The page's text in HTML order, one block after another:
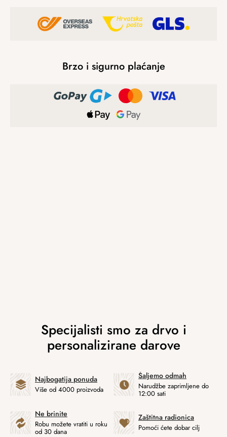
Brzo i sigurno plaćanje
Najbogatija ponuda
Više od 4000 proizvoda
Šaljemo odmah
Narudžbe zaprimljene do
12:00 sati
Ne brinite
Robu možete vratiti u roku
od 30 dana
Zaštitna radionica
Pomoći ćete dobar cilj